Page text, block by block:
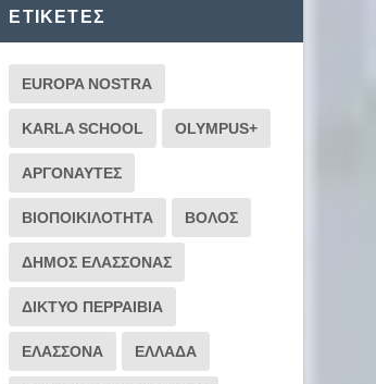
ΕΤΙΚΈΤΕΣ
EUROPA NOSTRA
KARLA SCHOOL OLYMPUS+
ΑΡΓΟΝΑΥΤΕΣ
ΒΙΟΠΟΙΚΙΛΟΤΗΤΑ ΒΟΛΟΣ
ΔΗΜΟΣ ΕΛΑΣΣΟΝΑΣ
ΔΙΚΤΥΟ ΠΕΡΡΑΙΒΙΑ
ΕΛΑΣΣΟΝΑ ΕΛΛΑΔΑ